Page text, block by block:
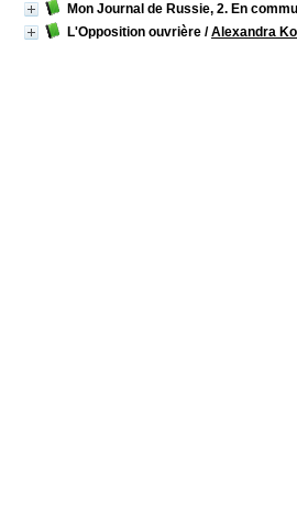
Mon Journal de Russie, 2. En
L'Opposition ouvrière /Alexandra